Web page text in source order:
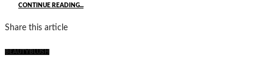
CONTINUE READING...
Share this article
BEAUTY BLUSH